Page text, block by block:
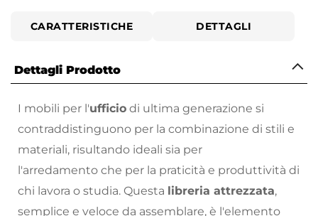
CARATTERISTICHE DETTAGLI
Dettagli Prodotto
I mobili per l'ufficio di ultima generazione si
contraddistinguono per la combinazione di stili e
materiali, risultando ideali sia per
l'arredamento che per la praticità e produttività di
chi lavora o studia. Questa libreria attrezzata,
semplice e veloce da assemblare, è l'elemento